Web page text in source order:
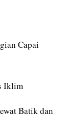
Capai
Iklim
Batik dan